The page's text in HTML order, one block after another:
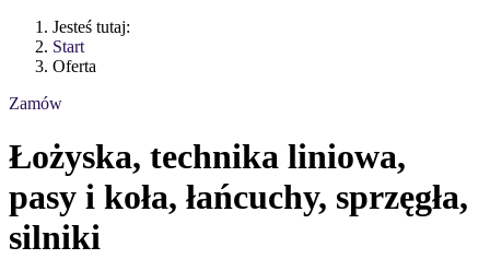
Jesteś tutaj:
Start
Oferta
Zamów
Łożyska, technika liniowa,
pasy i koła, łańcuchy, sprzęgła,
silniki